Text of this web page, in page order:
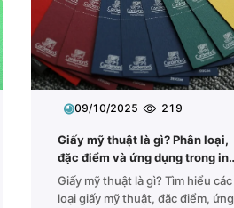
09/10/2025 219
Giấy mỹ thuật là gì? Phân loại,
đặc điểm và ứng dụng trong in
ấn
Giấy mỹ thuật là gì? Tìm hiểu các
loại giấy mỹ thuật, đặc điểm, ứng